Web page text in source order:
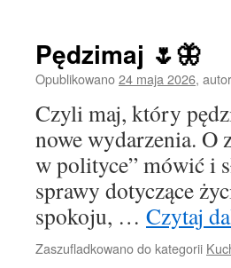
Pędzimaj 🌷🦋
Opublikowano24 maja 2026,
Czyli maj, który
nowe wydarzenia. O
w polityce” mówić i
sprawy dotyczące
spokoju, … Czytaj
Zaszufladkowano do kategorii